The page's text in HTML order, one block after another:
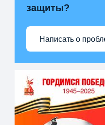
защиты?
Написать о